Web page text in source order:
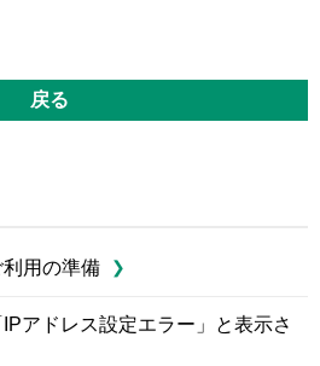
戻る
利用の準備
アドレス設定エラー」と表示さ